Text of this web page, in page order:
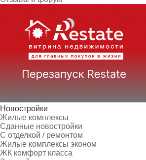
Новостройки
Жилые комплексы
Сданные новостройки
С отделкой / ремонтом
Жилые комплексы эконом
ЖК комфорт класса